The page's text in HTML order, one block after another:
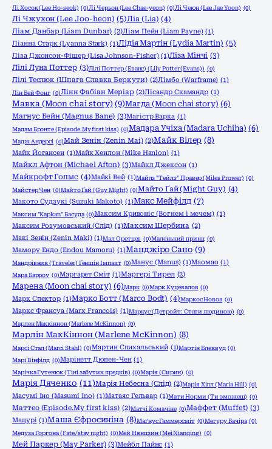
Лі Хосок (Lee Ho-seok) (0)Лі Черьон (Lee Chae-yeon) (0)Лі Чеюн (Lee Jae Yoon) (0)
Лі Чжухон (Lee Joo-heon) (5)Ліа (Lia) (4)
Ліам Данбар (Liam Dunbar) (2)Ліам Пейн (Liam Payne) (1)
Ліанна Старк (Lyanna Stark) (1)Лідія Мартін (Lydia Martin) (5)
Ліза Джонсон-Фішер (Lisa Johnson-Fisher) (1)Ліза Мінчі (3)
Лілі Луна Поттер (3)Лілі Поттер (Еванс) (Lily Potter (Evans)) (0)
Лілі Теслюк (Шпага Славка Беркути) (2)Лімбо (Warframe) (1)
Лін Бей Фонг (0)Лінн Фабіан Меріар (2)Лісандр Скамандр (1)
Мавка (Moon chai story) (9)Магда (Moon chai story) (6)
Магнус Бейн (Magnus Bane) (3)Магістр Варка (1)
Мадам Бронте (Episode.My first kiss) (0)Мадара Учіха (Madara Uchiha) (6)
Мадж Андерсі (0)Май Зенін (Zenin Mai) (2)Майк Вілер (8)
Майк Йогансен (1)Майк Хенлон (Mike Hanlon) (1)
Майкл Афтон (Michael Afton) (3)Майкл Джексон (1)
Майкрофт Голмс (4)Майкі Вей (1)Майлз "Тейлз" Правер (Miles Prower) (0)
Майстер Чен (0)Майто Ґай (Guy Might) (0)Майто Ґай (Might Guy) (4)
Макото Судзукі (Suzuki Makoto) (1)Макс Мейфілд (7)
Максим "Kapkan" Басуда (0)Максим Кривоніс (Вогнем і мечем) (1)
Максим Розумовський (Слід) (1)Максим Щербина (2)
Макі Зенін (Zenin Maki) (1)Мал Оретцев (0)Маленький принц (0)
Мамору Ендо (Endou Mamoru) (1)Манджіро Сано (9)
Мандрівник (Traveler) Ґеншін Імпакт (0)Манус (Manus) (1)Маомао (1)
Мара Барроу (0)Маргарет Сміт (1)Маргері Тирел (2)
Марена (Moon chai story) (6)Марк (0)Марк Куцевалов (0)
Марк Спектор (1)Марко Ботт (Marco Bodt) (4)Маркос Новоа (0)
Маркс Франсуа (Marx Francois) (1)Маркус (Детройт: Стати людиною) (0)
Марлен Маккіннон (Marlene McKinnon) (0)
Марлін МакКіннон (Marlene McKinnon) (8)
Марсі Стал (Marci Stahl) (0)Мартин Спихальський (1)Мартін Блеквуд (0)
Марі Вінфілд (0)Марінетт Дюпен-Чен (1)
Марічка Гутенюк (Тіні забутих предків) (0)Марія (Сирин) (0)
Марія Дяченко (11)Марія Небесна (Слід) (2)Марія Хілл (Maria Hill) (0)
Масумі Іно (Masumi Ino) (1)Матаяс Гельвар (1)Мати Норми (Ти зможеш) (0)
Маттео (Episode.My first kiss) (2)Матчі Комачіне (0)Маффет (Muffet) (3)
Мацурі (1)Маша Єфросиніна (8)Маґнус Гаммерсміт (0)Мегуру Бачіра (0)
Медуза Горгона (Fate/stay night) (0)Мей Нянцзин (Mei Nianqing) (0)
Мей Паркер (May Parker) (3)Мейбл Пайнс (1)